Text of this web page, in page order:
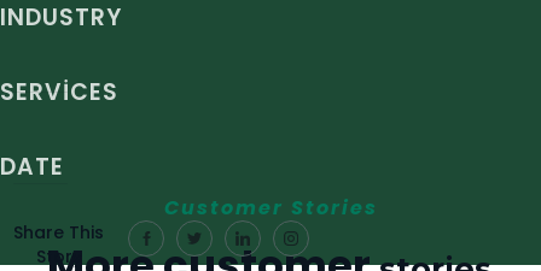
INDUSTRY
SERVICES
DATE
Share This
Story
Customer Stories